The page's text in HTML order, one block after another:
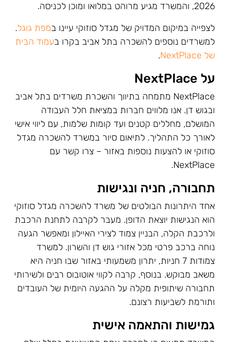
2026, והמשרד מגיע מרוהט במלואו ומוכן לכניסה.
לצפייה במיקום המדויק של מגדל סוזוקי עיינו במפת גוגל.
למשרדים נוספים להשכרה בתל אביב בקרו בעמוד הבית
של NextPlace
.
על NextPlace
NextPlace מתמחה בתיווך והשכרת משרדים בתל אביב
ובגוש דן. אנו מלווים חברות במציאת חלל העבודה
המושלם, מחללים קטנים ועד קומות שלמות, עם ליווי אישי
לאורך כל התהליך. לתיאום סיור במשרד להשכרה מגדל
סוזוקי או להצעות נוספות באזור – צרו קשר עם
NextPlace.
תחבורה, חניה ונגישות
אחד היתרונות הבולטים של משרד להשכרה מגדל סוזוקי
הוא הנגישות יוצאת הדופן. מעבר לקרבה לתחנת הרכבת
ולרכבת הקלה, הבניין צמוד לצירי האיילון ומאפשר הגעה
נוחה ברכב פרטי מכל אזורי גוש דן והשרון. למשרד
צמודות 7 חניות, יתרון משמעותי באזור שבו חניה היא
משאב מבוקש. בנוסף, קרבה לקווי אוטובוס רבים ולשירותי
תחבורה שיתופית מקלה על ההגעה היומית של העובדים
ותורמת לשביעות רצונם.
גמישות והתאמה אישית